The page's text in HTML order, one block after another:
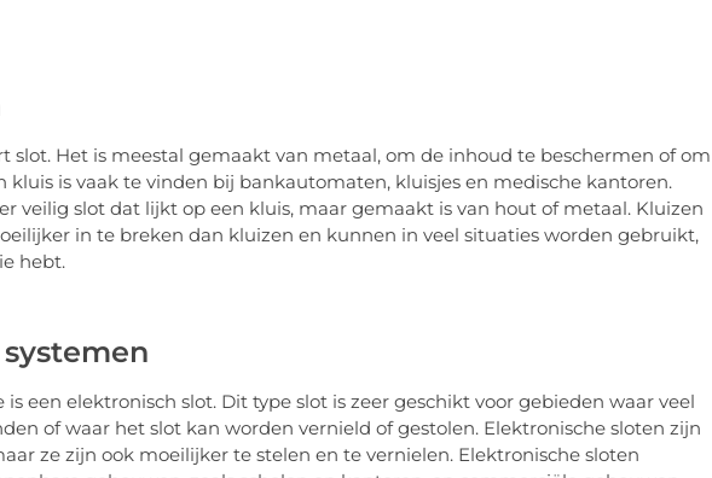
slot. Het is meestal gemaakt van metaal, om de inhoud te beschermen of om
kluis is vaak te vinden bij bankautomaten, kluisjes en medische kantoren.
veilig slot dat lijkt op een kluis, maar gemaakt is van hout of metaal. Kluizen
in te breken dan kluizen en kunnen in veel situaties worden gebruikt,
hebt.
een elektronisch slot. Dit type slot is zeer geschikt voor gebieden waar veel
of waar het slot kan worden vernield of gestolen. Elektronische sloten zijn
ze zijn ook moeilijker te stelen en te vernielen. Elektronische sloten